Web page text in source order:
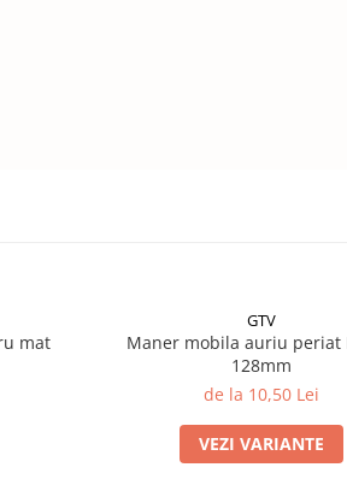
mat
GTV
Maner mobila auriu periat
128mm
de la 10,50 Lei
VEZI VARIANTE